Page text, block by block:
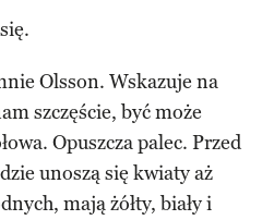
Olsson. Wskazuje na
szczęście, być może
Opuszcza palec. Przed
unoszą się kwiaty aż
mają żółty, biały i